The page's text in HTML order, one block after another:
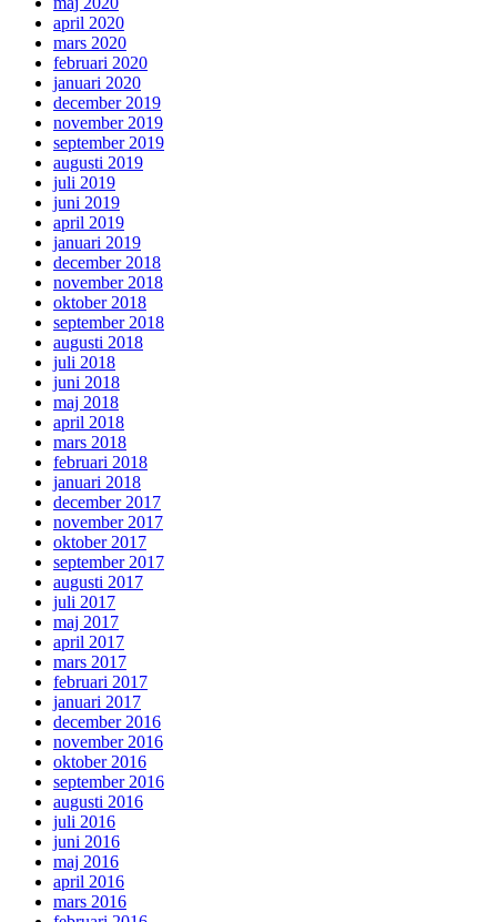
april 2020
mars 2020
februari 2020
januari 2020
december 2019
november 2019
september 2019
augusti 2019
juli 2019
juni 2019
april 2019
januari 2019
december 2018
november 2018
oktober 2018
september 2018
augusti 2018
juli 2018
juni 2018
maj 2018
april 2018
mars 2018
februari 2018
januari 2018
december 2017
november 2017
oktober 2017
september 2017
augusti 2017
juli 2017
maj 2017
april 2017
mars 2017
februari 2017
januari 2017
december 2016
november 2016
oktober 2016
september 2016
augusti 2016
juli 2016
juni 2016
maj 2016
april 2016
mars 2016